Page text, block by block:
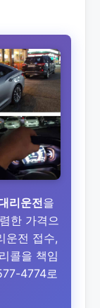
리운전을
한 가격으
운전 접수,
콜을 책임
4774로